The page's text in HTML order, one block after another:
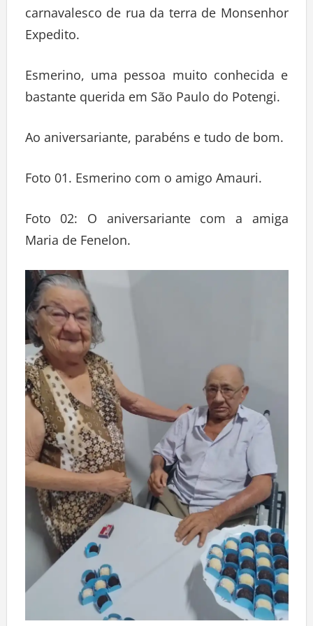
carnavalesco de rua da terra de Monsenhor
Expedito.
Esmerino, uma pessoa muito conhecida e
bastante querida em São Paulo do Potengi.
Ao aniversariante, parabéns e tudo de bom.
Foto 01. Esmerino com o amigo Amauri.
Foto 02: O aniversariante com a amiga
Maria de Fenelon.